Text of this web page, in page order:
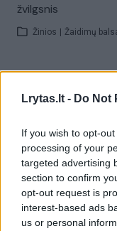
Lrytas.lt - Do Not
If you wish to opt-
processing of your
targeted advertising
section to confirm
opt-out request is
interest-based ads
us or personal
žvilgsnis
Žinios Žaidimų
Žinios | Gyvenimo
Azartinių žaidimų
merginoms
Žinios | Pramogos